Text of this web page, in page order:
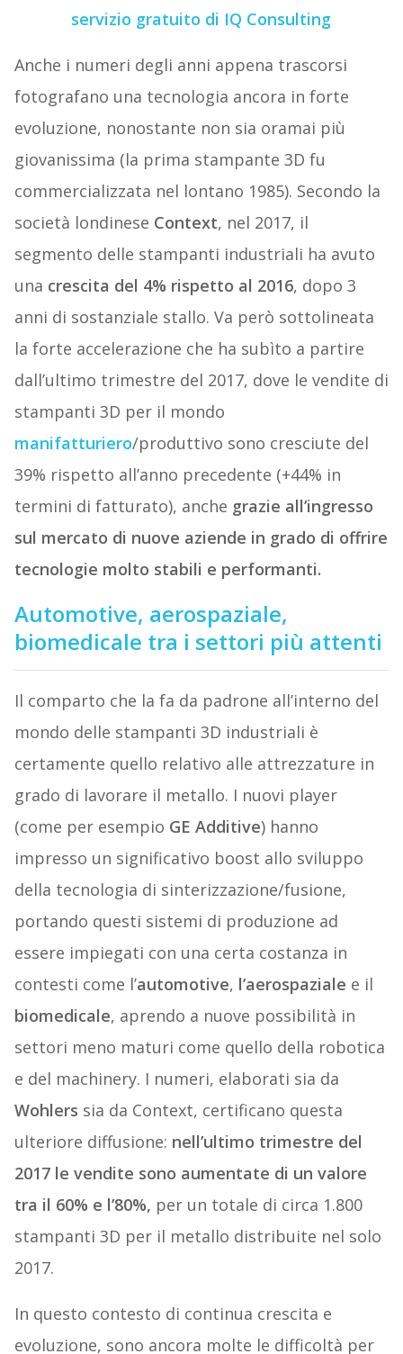
servizio gratuito di IQ Consulting
Anche i numeri degli anni appena trascorsi
fotografano una tecnologia ancora in forte
evoluzione, nonostante non sia oramai più
giovanissima (la prima stampante 3D fu
commercializzata nel lontano 1985). Secondo la
società londinese Context, nel 2017, il
segmento delle stampanti industriali ha avuto
una crescita del 4% rispetto al 2016, dopo 3
anni di sostanziale stallo. Va però sottolineata
la forte accelerazione che ha subìto a partire
dall’ultimo trimestre del 2017, dove le vendite di
stampanti 3D per il mondo
manifatturiero/produttivo sono cresciute del
39% rispetto all’anno precedente (+44% in
termini di fatturato), anche grazie all’ingresso
sul mercato di nuove aziende in grado di offrire
tecnologie molto stabili e performanti.
Automotive, aerospaziale,
biomedicale tra i settori più attenti
Il comparto che la fa da padrone all’interno del
mondo delle stampanti 3D industriali è
certamente quello relativo alle attrezzature in
grado di lavorare il metallo. I nuovi player
(come per esempio GE Additive) hanno
impresso un significativo boost allo sviluppo
della tecnologia di sinterizzazione/fusione,
portando questi sistemi di produzione ad
essere impiegati con una certa costanza in
contesti come l’automotive, l’aerospaziale e il
biomedicale, aprendo a nuove possibilità in
settori meno maturi come quello della robotica
e del machinery. I numeri, elaborati sia da
Wohlers sia da Context, certificano questa
ulteriore diffusione: nell’ultimo trimestre del
2017 le vendite sono aumentate di un valore
tra il 60% e l’80%, per un totale di circa 1.800
stampanti 3D per il metallo distribuite nel solo
2017.
In questo contesto di continua crescita e
evoluzione, sono ancora molte le difficoltà per